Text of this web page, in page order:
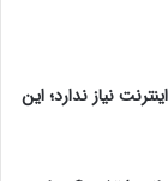
نیاز ندارد؛ این